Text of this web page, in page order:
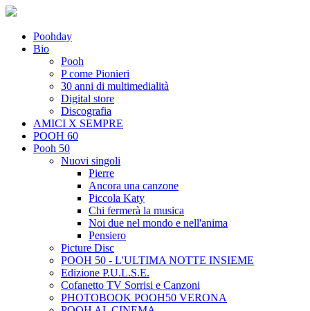
Poohday
Bio
Pooh
P come Pionieri
30 anni di multimedialità
Digital store
Discografia
AMICI X SEMPRE
POOH 60
Pooh 50
Nuovi singoli
Pierre
Ancora una canzone
Piccola Katy
Chi fermerà la musica
Noi due nel mondo e nell'anima
Pensiero
Picture Disc
POOH 50 - L'ULTIMA NOTTE INSIEME
Edizione P.U.L.S.E.
Cofanetto TV Sorrisi e Canzoni
PHOTOBOOK POOH50 VERONA